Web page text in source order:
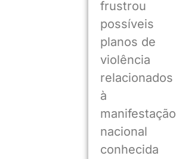
frustrou
possíveis
planos de
violência
relacionados
à
manifestação
nacional
conhecida